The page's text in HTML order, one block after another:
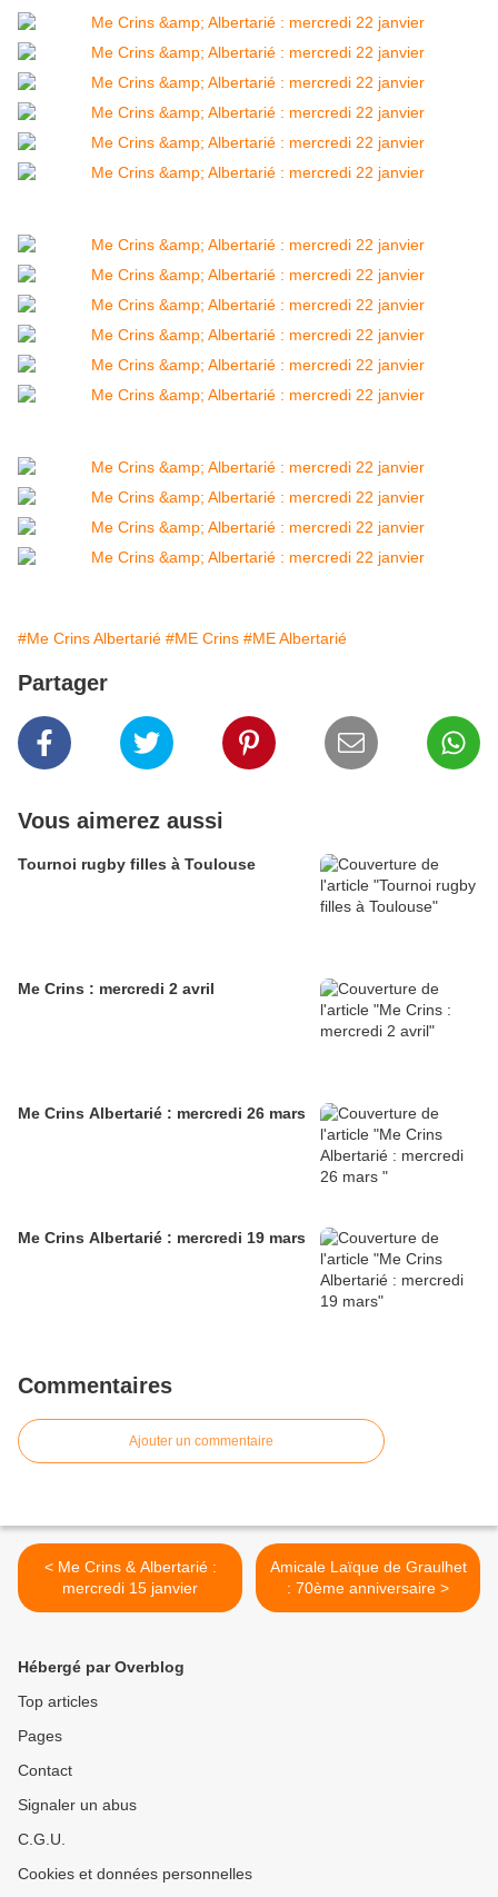
#Me Crins Albertarié #ME Crins #ME Albertarié
Partager
Vous aimerez aussi
Tournoi rugby filles à Toulouse
Me Crins : mercredi 2 avril
Me Crins Albertarié : mercredi 26 mars
Me Crins Albertarié : mercredi 19 mars
Commentaires
Ajouter un commentaire
< Me Crins & Albertarié :
mercredi 15 janvier
Amicale Laïque de Graulhet
: 70ème anniversaire >
Hébergé par Overblog
Top articles
Pages
Contact
Signaler un abus
C.G.U.
Cookies et données personnelles